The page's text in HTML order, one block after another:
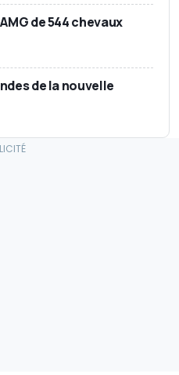
de 544 chevaux
de la nouvelle